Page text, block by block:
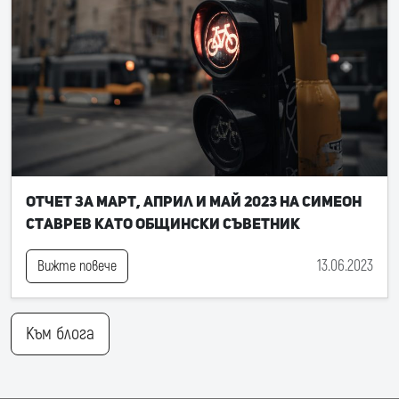
Отчет за март, април и май 2023 на Симеон
Ставрев като общински съветник
Вижте повече 13.06.2023
Към блога